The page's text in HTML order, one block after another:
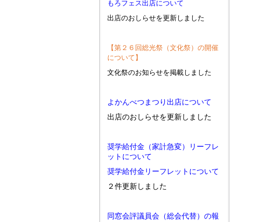
もろフェス出店について
出店のおしらせを更新しました
【第２６回総光祭（文化祭）の開催
について】
文化祭のお知らせを掲載しました
よかんべつまつり出店について
出店のおしらせを更新しました
奨学給付金（家計急変）リーフレ
ットについて
奨学給付金リーフレットについて
２件更新しました
同窓会評議員会（総会代替）の報